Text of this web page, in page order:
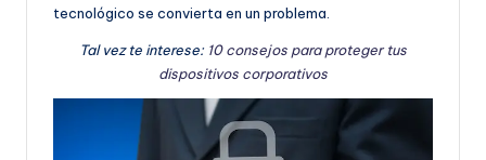
tecnológico se convierta en un problema.
Tal vez te interese: 10 consejos para proteger tus
dispositivos corporativos